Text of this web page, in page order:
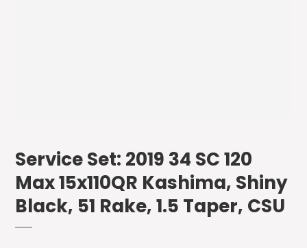
Service Set: 2019 34 SC 120
Max 15x110QR Kashima, Shiny
Black, 51 Rake, 1.5 Taper, CSU